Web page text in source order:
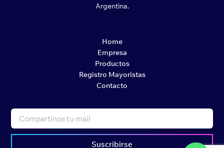
Argentina.
Home
Empresa
Productos
Registro Mayoristas
Contacto
Suscribirse